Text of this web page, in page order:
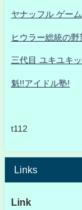
ヤナッフル ゲー
ヒウラー総統の野
三代目 ユキユキ
魁!!アイドル塾!
t112
Links
Link